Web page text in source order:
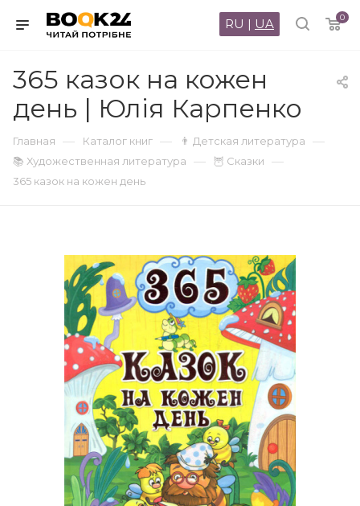
0
RU | UA
365 казок на кожен
день | Юлія Карпенко
Главная — Каталог книг — 👨 Детская литература —
📚 Художественная литература — 🦉 Сказки —
365 казок на кожен день